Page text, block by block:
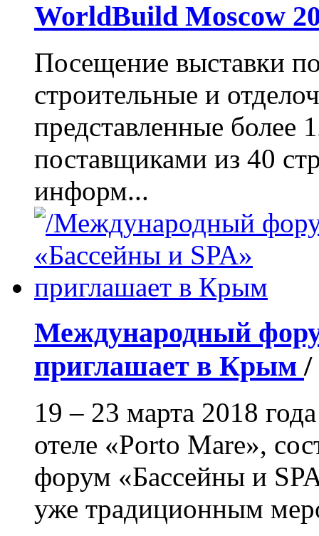
WorldBuild Moscow
Посещение выставки
строительные и
представленные более
поставщиками из 40
информ...
Международный
приглашает в Крым/
19 – 23 марта 2018
отеле «Porto Mare»,
форум «Бассейны и
уже традиционным